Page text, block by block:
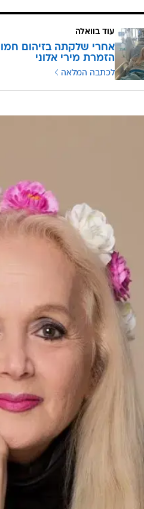
עוד בוואלה
אחרי שלקתה בזיהום
הזמרת מירי אלוני
לכתבה המלאה